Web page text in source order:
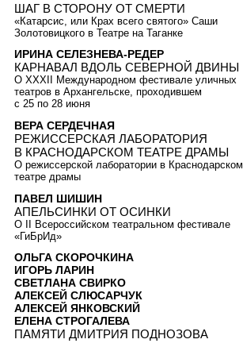
ШАГ В СТОРОНУ ОТ СМЕРТИ
«Катарсис, или Крах всего святого» Саши
Золотовицкого в Театре на Таганке
ИРИНА СЕЛЕЗНЕВА-РЕДЕР
КАРНАВАЛ ВДОЛЬ СЕВЕРНОЙ ДВИНЫ
О XXXII Международном фестивале уличных
театров в Архангельске, проходившем
с 25 по 28 июня
ВЕРА СЕРДЕЧНАЯ
РЕЖИССЕРСКАЯ ЛАБОРАТОРИЯ
В КРАСНОДАРСКОМ ТЕАТРЕ ДРАМЫ
О режиссерской лаборатории в Краснодарском
театре драмы
ПАВЕЛ ШИШИН
АПЕЛЬСИНКИ ОТ ОСИНКИ
О II Всероссийском театральном фестивале
«ГиБрИд»
ОЛЬГА СКОРОЧКИНА
ИГОРЬ ЛАРИН
СВЕТЛАНА СВИРКО
АЛЕКСЕЙ СЛЮСАРЧУК
АЛЕКСЕЙ ЯНКОВСКИЙ
ЕЛЕНА СТРОГАЛЕВА
ПАМЯТИ ДМИТРИЯ ПОДНОЗОВА